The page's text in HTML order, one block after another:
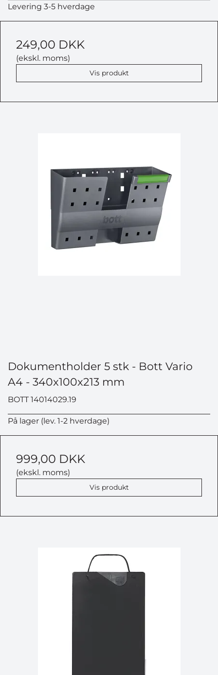
Levering 3-5 hverdage
249,00 DKK
(ekskl. moms)
Vis produkt
Dokumentholder 5 stk - Bott Vario
A4 - 340x100x213 mm
BOTT 14014029.19
På lager (lev. 1-2 hverdage)
999,00 DKK
(ekskl. moms)
Vis produkt